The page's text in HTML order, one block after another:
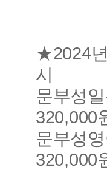
★2024
시
문부성
320,000
문부성
320,000